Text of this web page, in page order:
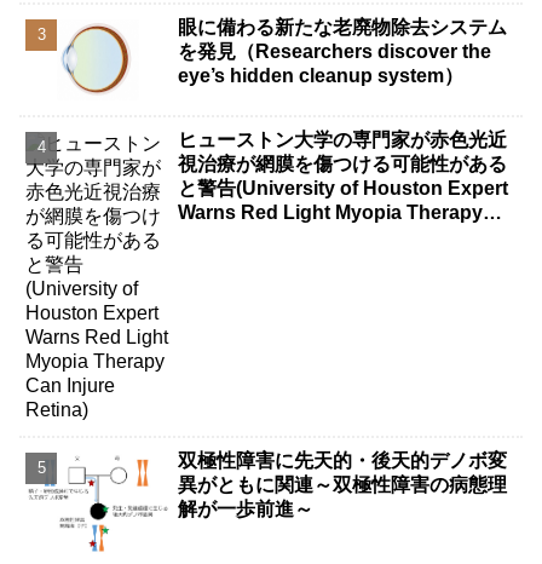
眼に備わる新たな老廃物除去システム
を発見（Researchers discover the
eye’s hidden cleanup system）
ヒューストン大学の専門家が赤色光近
視治療が網膜を傷つける可能性がある
と警告(University of Houston Expert
Warns Red Light Myopia Therapy
双極性障害に先天的・後天的デノボ変
異がともに関連～双極性障害の病態理
解が一歩前進～